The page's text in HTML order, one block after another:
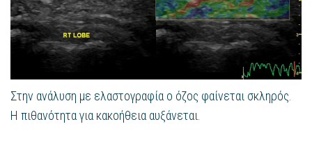
Στην ανάλυση με ελαστογραφία ο όζος φαίνεται σκληρός.
Η πιθανότητα για κακοήθεια αυξάνεται.